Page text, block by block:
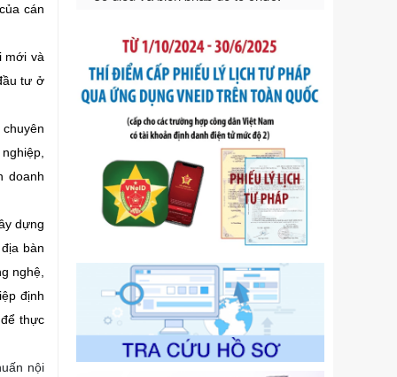
cán
mới và
tư ở
doanh
dựng
bàn
nghệ,
định
thực
nội
Tên: Nghị định số 292/2026/NĐ-CP
của Chính phủ: Quy định chi tiết một
số điều và biện pháp để tổ chức,
hướng dẫn thi hành Luật Quản lý
ngoại thương
Ngày ban hành: 21/07/2026
105/2026/TT-BTC
Tên: Thông tư số 105/2026/TT-BTC
của Bộ Tài chính: Bãi bỏ Thông tư số
87/2019/TT- BТC ngày 19 tháng 12
năm 2019 của Bộ trưởng Bộ Tài
chính hướng dẫn thực hiện xử phạt
vi phạm hành chính trong lĩnh vực
kho bạc nhà nước
Ngày ban hành: 21/07/2026
Số kí hiệu:291/2026/NĐ-CP
Tên: Nghị định số 291/2026/NĐ-CP
của Chính phủ: Sửa đổi, bổ sung